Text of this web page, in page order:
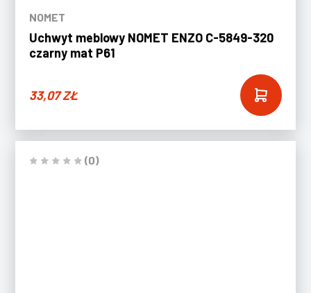
NOMET
Uchwyt meblowy NOMET ENZO C-5849-320
czarny mat P61
33,07ZŁ
(0)